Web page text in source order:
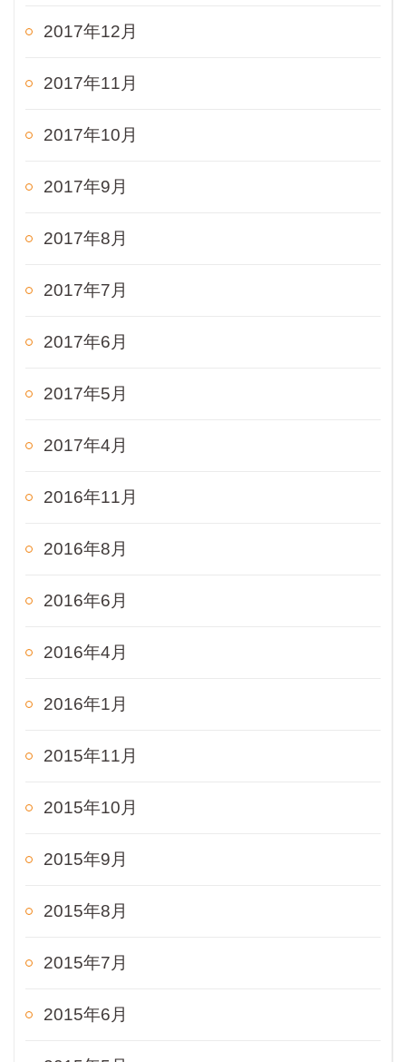
2017年12月
2017年11月
2017年10月
2017年9月
2017年8月
2017年7月
2017年6月
2017年5月
2017年4月
2016年11月
2016年8月
2016年6月
2016年4月
2016年1月
2015年11月
2015年10月
2015年9月
2015年8月
2015年7月
2015年6月